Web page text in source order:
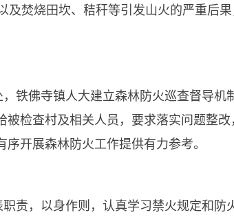
焚烧田坎、秸秆等引发山火的严重后果
佛寺镇人大建立森林防火巡查督导机
检查村及相关人员，要求落实问题整
开展森林防火工作提供有力参考。
，以身作则，认真学习禁火规定和防